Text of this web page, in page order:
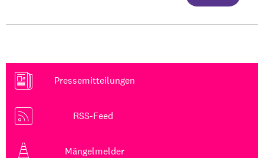
Pressemitteilungen
RSS-Feed
Mängelmelder